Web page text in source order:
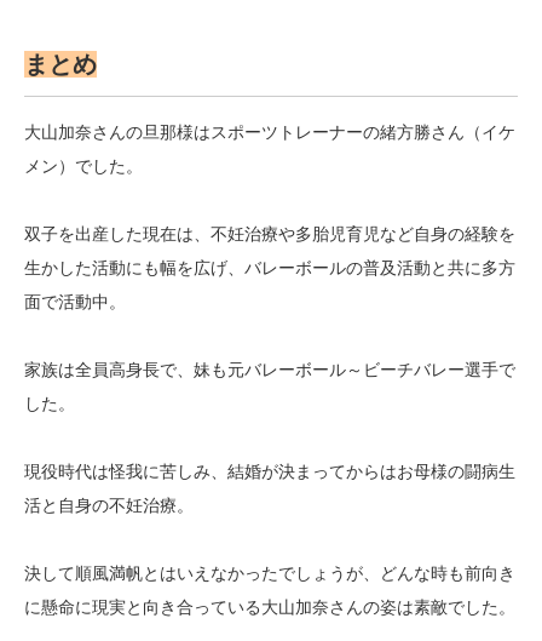
まとめ
大山加奈さんの旦那様はスポーツトレーナーの緒方勝さん（イケ
メン）でした。
双子を出産した現在は、不妊治療や多胎児育児など自身の経験を
生かした活動にも幅を広げ、バレーボールの普及活動と共に多方
面で活動中。
家族は全員高身長で、妹も元バレーボール～ビーチバレー選手で
した。
現役時代は怪我に苦しみ、結婚が決まってからはお母様の闘病生
活と自身の不妊治療。
決して順風満帆とはいえなかったでしょうが、どんな時も前向き
に懸命に現実と向き合っている大山加奈さんの姿は素敵でした。